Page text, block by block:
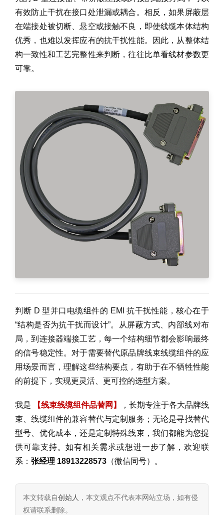
有效防止干扰在接口处泄漏或耦合。相反，如果屏蔽层
在端接处被切断、悬空或接触不良，即使线缆本体结构
优秀，也难以发挥应有的抗干扰性能。因此，从整体结
构一致性和工艺完整性来判断，往往比单看线材参数更
可靠。
判断 D 型并口电缆组件的 EMI 抗干扰性能，核心在于
“结构是否为抗干扰而设计”。从屏蔽方式、内部线对布
局，到连接器端接工艺，每一个结构细节都会影响最终
的信号稳定性。对于需要替代原品牌线束线缆组件的应
用场景而言，理解这些结构要点，有助于在不牺牲性能
的前提下，实现更灵活、更可控的选型方案。
我是 【线束线缆组件品替网】
，长期专注于各大品牌线
束、线缆组件的兼容替代与定制服务；无论是寻找替代
型号、优化成本，还是定制特殊线束，我们都能为您提
供可靠支持。如有相关需求或想进一步了解，欢迎联
系： 张经理 18913228573 （微信同号）。
本文转载自创始人 ，本文观点不代表本网站立场，如有侵
权请联系删除。